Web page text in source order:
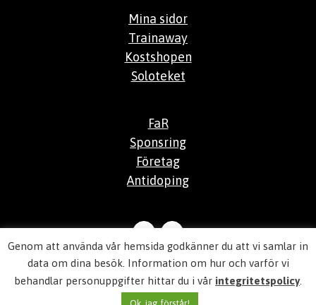
Mina sidor
Trainaway
Kostshopen
Soloteket
FaR
Sponsring
Företag
Antidoping
© 2026 Aktiv Hälsocenter
Integritetspolicy
Genom att använda vår hemsida godkänner du att vi samlar in
data om dina besök. Information om hur och varför vi
behandlar personuppgifter hittar du i vår integritetspolicy